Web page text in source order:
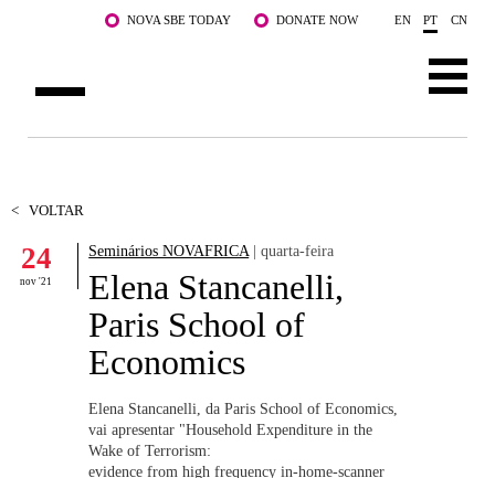
Saltar para o conteúdo principalNOVA SBE TODAY DONATE NOW EN PT CN
DOCENTES E INVESTIGAÇÃO
COMUNIDADE
LIFE AT NOVA SBE
WHAT'S HAPPENING
< VOLTAR
24
nov '21
Seminários NOVAFRICA| quarta-feira
Elena Stancanelli,
Paris School of
Economics
Elena Stancanelli, da Paris School of Economics,
vai apresentar "Household Expenditure in the
Wake of Terrorism:
evidence from high frequency in-home-scanner